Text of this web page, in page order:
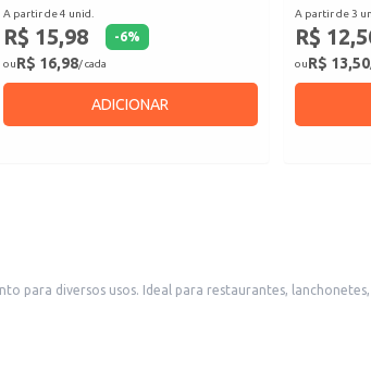
A partir de 4 unid.
R$ 15,98 -6%
ouR$ 16,98/ cada
ADICIONAR
A partir de 3
R$
ouR$ 13,50
comerciais que trabalham com pratos que